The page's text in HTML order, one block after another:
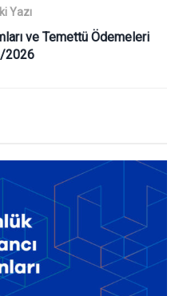
Yazı
ve Temettü Ödemeleri
2026